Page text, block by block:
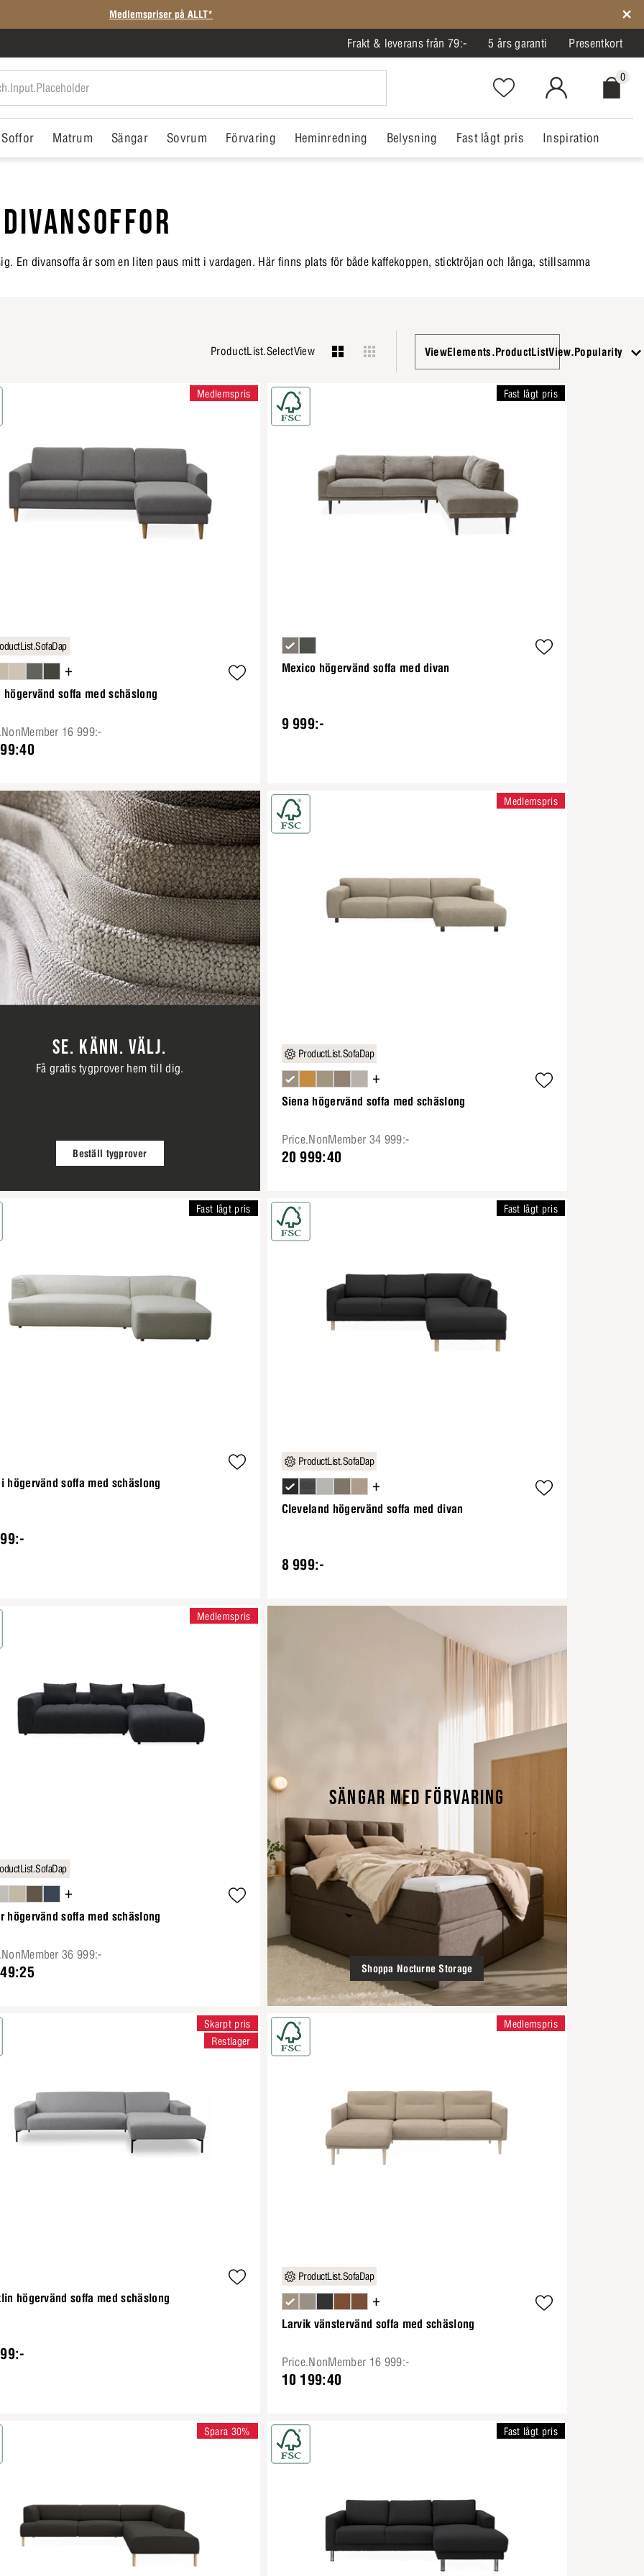
Medlemspriser på ALLT*
Frakt & leverans från 79:- 5 års garanti Presentkort
Favorites.NavigationButton.Text
MitIlva.Login
0
Soffor Matrum Sängar Sovrum Förvaring Heminredning Belysning Fast lågt pris Inspiration
En divansoffa är som en liten paus mitt i vardagen. Här finns plats för både kaffekoppen, sticktröjan och långa, stillsamma
ProductList.SelectView ViewElements.ProductListView.Popularity
+
högervänd soffa med schäslong
16 999:-
Medlemspris
Mexico högervänd soffa med divan
9 999:-
Fast lågt pris
SE. KÄNN. VÄLJ.
Få gratis tygprover hem till dig.
Beställ tygprover
ProductList.SofaDap
+
Siena högervänd soffa med schäslong
Price.NonMember 34 999:-
20 999:40
Medlemspris
högervänd soffa med schäslong
Fast lågt pris
ProductList.SofaDap
+
Cleveland högervänd soffa med divan
8 999:-
Fast lågt pris
+
högervänd soffa med schäslong
36 999:-
Medlemspris
SÄNGAR MED FÖRVARING
Shoppa Nocturne Storage
högervänd soffa med schäslong
Skarpt pris
Restlager
ProductList.SofaDap
+
Larvik vänstervänd soffa med schäslong
Price.NonMember 16 999:-
10 199:40
Medlemspris
Spara 30% Fast lågt pris